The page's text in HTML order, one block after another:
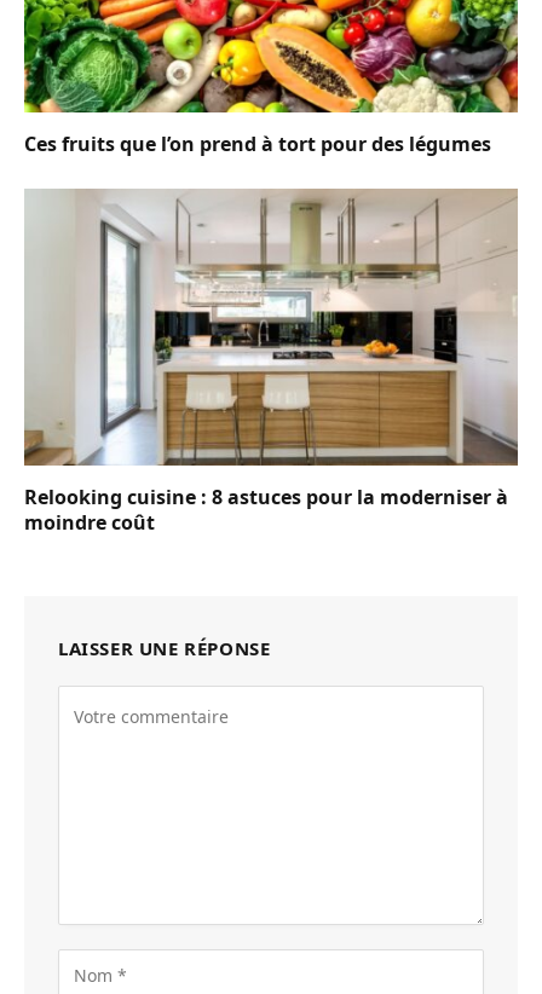
Ces fruits que l’on prend à tort pour des légumes
Relooking cuisine : 8 astuces pour la moderniser à
moindre coût
LAISSER UNE RÉPONSE